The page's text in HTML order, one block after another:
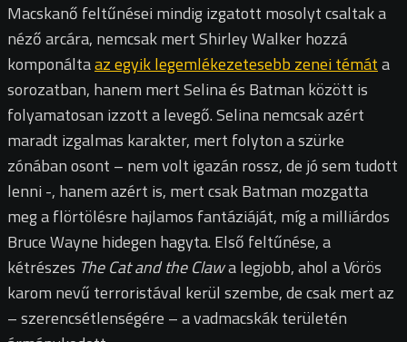
Macskanő feltűnései mindig izgatott mosolyt csaltak a
néző arcára, nemcsak mert Shirley Walker hozzá
komponáltaaz egyik legemlékezetesebb zenei témáta
sorozatban, hanem mert Selina és Batman között is
folyamatosan izzott a levegő. Selina nemcsak azért
maradt izgalmas karakter, mert folyton a szürke
zónában osont – nem volt igazán rossz, de jó sem tudott
lenni -, hanem azért is, mert csak Batman mozgatta
meg a flörtölésre hajlamos fantáziáját, míg a milliárdos
Bruce Wayne hidegen hagyta. Első feltűnése, a
kétrészes The Cat and the Clawa legjobb, ahol a Vörös
karom nevű terroristával kerül szembe, de csak mert az
– szerencsétlenségére – a vadmacskák területén